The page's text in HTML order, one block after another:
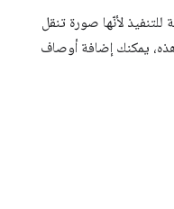
لأنّها صورة تنقل
إضافة أوصاف